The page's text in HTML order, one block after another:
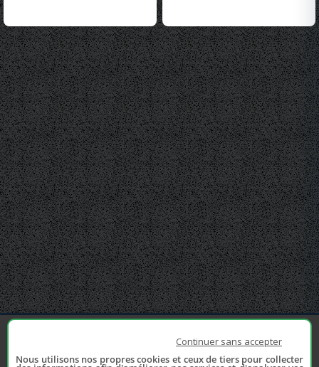
Continuer sans accepter
Nous utilisons nos propres cookies et ceux de tiers pour collecter